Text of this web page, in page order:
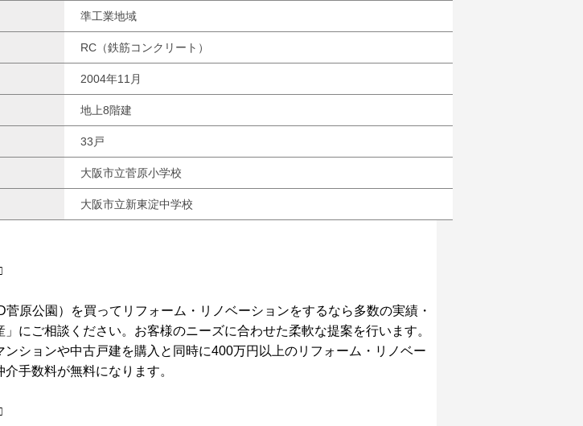
準工業地域
RC（鉄筋コンクリート）
2004年11月
地上8階建
33戸
大阪市立菅原小学校
大阪市立新東淀中学校
原公園）を買ってリフォーム・リノベーションをするなら多数の実績・
にご相談ください。お客様のニーズに合わせた柔軟な提案を行います。
ンションや中古戸建を購入と同時に400万円以上のリフォーム・リノベー
手数料が無料になります。